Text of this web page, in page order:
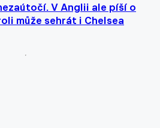
V Anglii ale píší o
může sehrát i Chelsea